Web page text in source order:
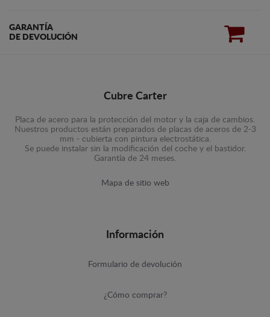
GARANTÍA
DE DEVOLUCIÓN
Cubre Carter
Placa de acero para la protección del motor y la caja de cambios.
Nuestros productos están preparados de placas de aceros de 2-3
mm - cubierta con pintura electrostática.
Se puede instalar sin la modificación del coche y el bastidor.
Garantía de 24 meses.
Mapa de sitio web
Información
Formulario de devolución
¿Cómo comprar?